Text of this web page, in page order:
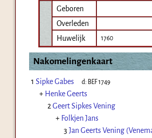
Geboren
Overleden
Huwelijk
1760
Nakomelingenkaart
1 Sipke Gabes d: BEF 1749
+ Henke Geerts
2 Geert Sipkes Vening
+ Folkjen Jans
3 Jan Geerts Vening